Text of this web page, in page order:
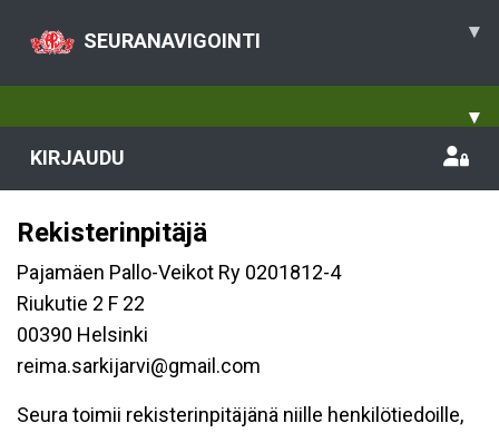
SEURANAVIGOINTI ▾
▾
KIRJAUDU
Rekisterinpitäjä
Pajamäen Pallo-Veikot Ry 0201812-4
Riukutie 2 F 22
00390 Helsinki
reima.sarkijarvi@gmail.com
Seura toimii rekisterinpitäjänä niille henkilötiedoille,